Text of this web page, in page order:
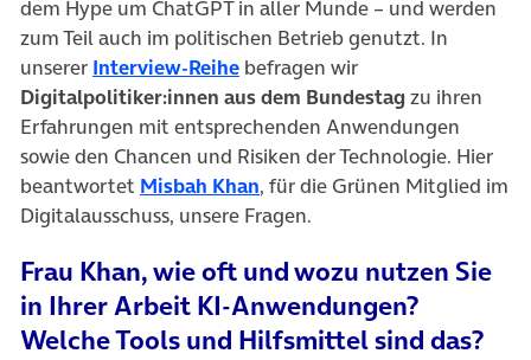
dem Hype um ChatGPT in aller Munde – und werden
zum Teil auch im politischen Betrieb genutzt. In
unserer Interview-Reihe(öffnet in neuem Tab)
befragen wir
Digitalpolitiker:innen aus dem Bundestag zu ihren
Erfahrungen mit entsprechenden Anwendungen
sowie den Chancen und Risiken der Technologie. Hier
beantwortet Misbah Khan(öffnet in neuem Tab)
, für die Grünen Mitglied im
Digitalausschuss, unsere Fragen.
Frau Khan,wie oft und wozu nutzen Sie
in Ihrer Arbeit KI-Anwendungen?
Welche Tools und Hilfsmittel sind das?